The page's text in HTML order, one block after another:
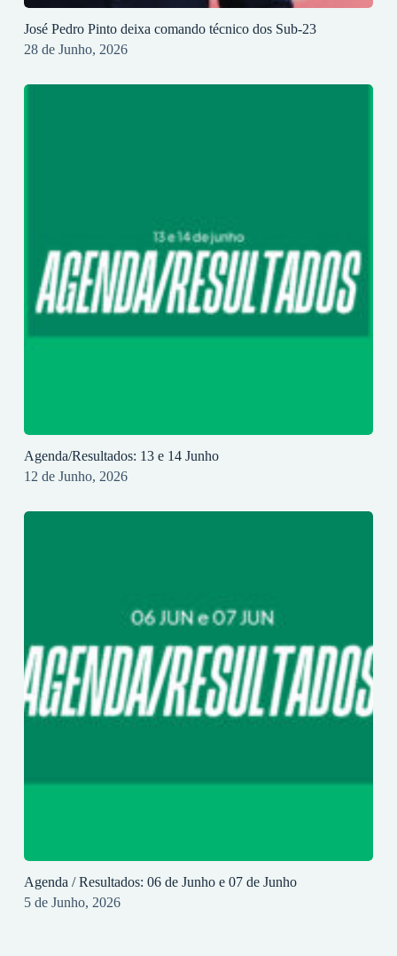
José Pedro Pinto deixa comando técnico dos Sub-23
28 de Junho, 2026
Agenda/Resultados: 13 e 14 Junho
12 de Junho, 2026
Agenda / Resultados: 06 de Junho e 07 de Junho
5 de Junho, 2026